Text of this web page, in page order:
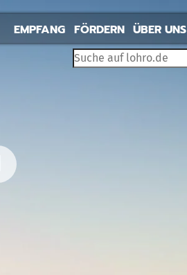
EMPFANG FÖRDERN ÜBER UNS